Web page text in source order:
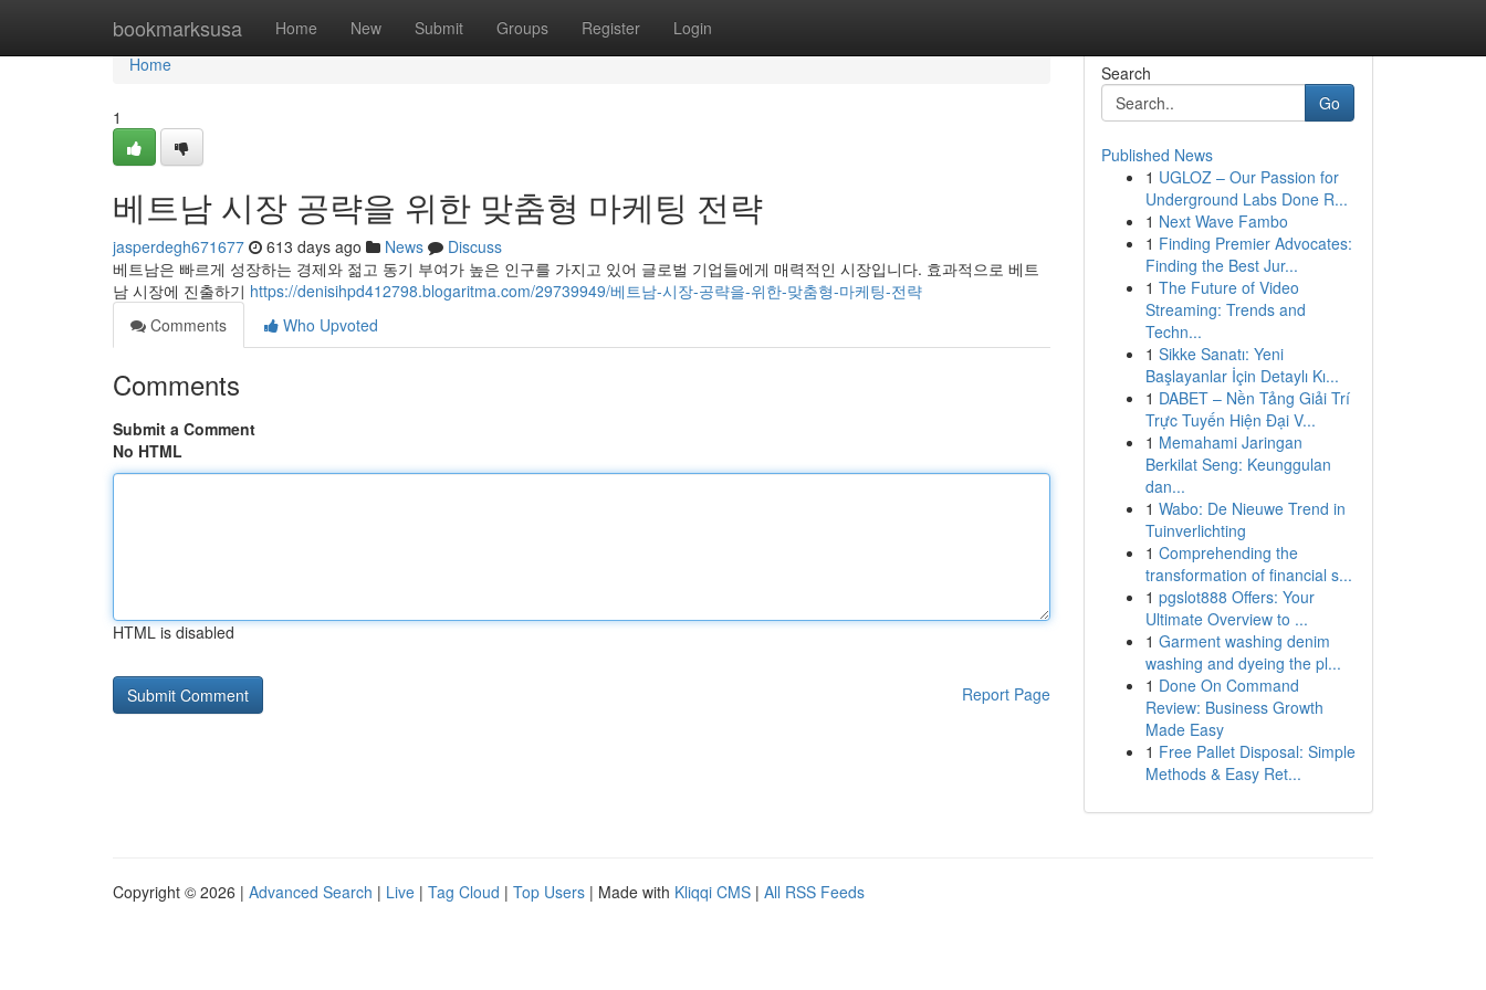
bookmarksusa Home New Submit Groups Register Login
Home
Home
1
베트남 시장 공략을 위한 맞춤형 마케팅 전략
jasperdegh671677 613 days ago News
Discuss
베트남은 빠르게 성장하는 경제와 젊고 동기 부여가 높은 인구를 가지고 있어 글로벌 기업들에게 매력적인 시장입니다. 효과적으로 베트
남 시장에 진출하기 https://denisihpd412798.blogaritma.com/29739949/베트남-시장-공략을-위한-맞춤형-마케팅-전략
Comments
Who Upvoted
Comments
Submit a Comment
No HTML
HTML is disabled
Report Page
Search
Go
Published News
1 UGLOZ – Our Passion for
Underground Labs Done R...
1 Next Wave Fambo
1 Finding Premier Advocates:
Finding the Best Jur...
1 The Future of Video
Streaming: Trends and
Techn...
1 Sikke Sanatı: Yeni
Başlayanlar İçin Detaylı Kı...
1 DABET – Nền Tảng Giải Trí
Trực Tuyến Hiện Đại V...
1 Memahami Jaringan
Berkilat Seng: Keunggulan
dan...
1 Wabo: De Nieuwe Trend in
Tuinverlichting
1 Comprehending the
transformation of financial s...
1 pgslot888 Offers: Your
Ultimate Overview to ...
1 Garment washing denim
washing and dyeing the pl...
1 Done On Command
Review: Business Growth
Made Easy
1 Free Pallet Disposal: Simple
Methods & Easy Ret...
Copyright © 2026 | Advanced Search | Live | Tag Cloud | Top Users | Made with Kliqqi CMS | All RSS Feeds